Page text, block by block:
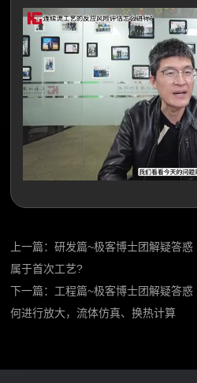
上一篇：研发篇~极客博士团解疑答
属于首次工艺?
下一篇： 工程篇~极客博士团解疑答
何进行放大，流体仿真、换热计算